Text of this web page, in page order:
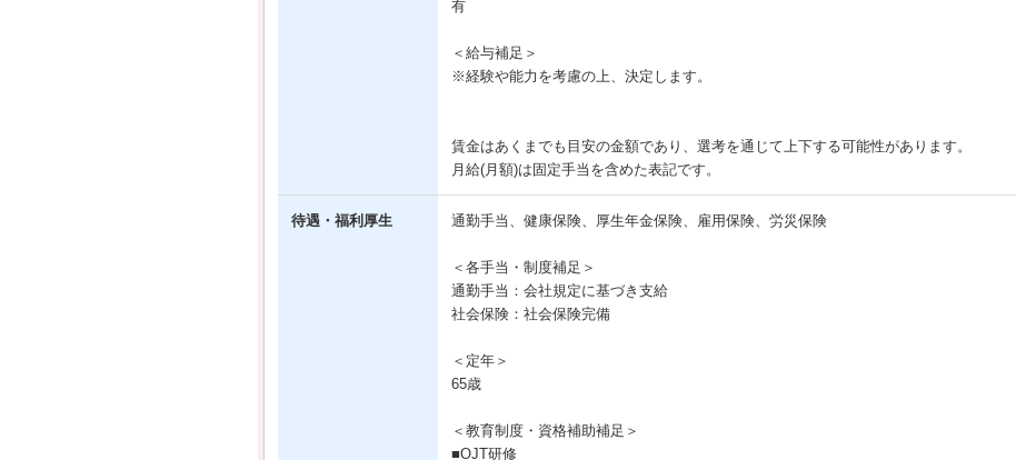
有
＜給与補足＞
※経験や能力を考慮の上、決定します。
賃金はあくまでも目安の金額であり、選考を通じて上下する可能性があります。
月給(月額)は固定手当を含めた表記です。
待遇・福利厚生 通勤手当、健康保険、厚生年金保険、雇用保険、労災保険
＜各手当・制度補足＞
通勤手当：会社規定に基づき支給
社会保険：社会保険完備
＜定年＞
65歳
＜教育制度・資格補助補足＞
■OJT研修